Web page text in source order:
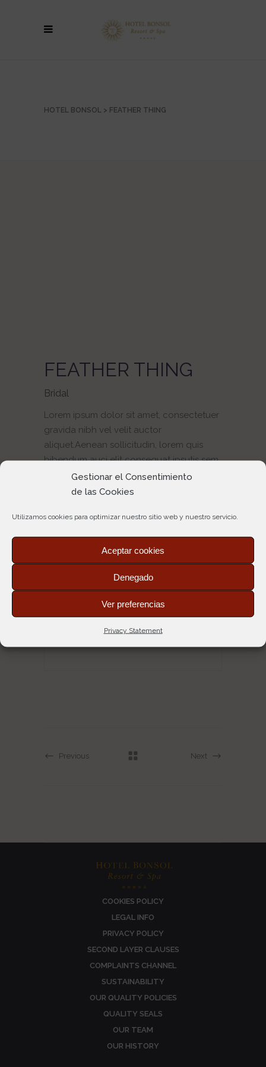
Gestionar el Consentimiento
de las Cookies
Utilizamos cookies para optimizar nuestro sitio web y nuestro servicio.
Aceptar cookies
Denegado
Ver preferencias
Privacy Statement
HOTEL BONSOL > FEATHER THING
FEATHER THING
Bridal
Lorem ipsum dolor sit amet, consectetuer
gravida nibh vel velit auctor
aliquet.Aenean sollicitudin, lorem quis
bibendum auci elit consequat ipsutis sem
nibh id elit. Duis sed odio sit amet nibh
vulputate cursu.
ADMIN
Previous Next
COOKIES POLICY
LEGAL INFO
PRIVACY POLICY
SECOND LAYER CLAUSES
COMPLAINTS CHANNEL
SUSTAINABILITY
OUR QUALITY POLICIES
QUALITY SEALS
OUR TEAM
OUR HISTORY